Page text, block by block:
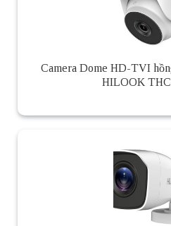
Camera Dome HD-TVI
HILOOK